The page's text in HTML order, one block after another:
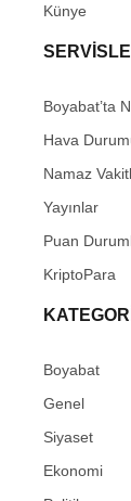
Künye
Boyabat’ta
Hava
Namaz
Yayınlar
Puan
KriptoPara
Boyabat
Genel
Siyaset
Ekonomi